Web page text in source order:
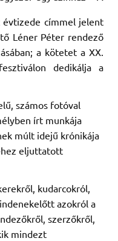
címmel jelent
Léner Péter rendező
a kötetet a XX.
dedikálja a
számos fotóval
írt munkája
múlt idejű krónikája
hez eljuttatott
kudarcokról,
azokról a
szerzőkről,
mindezt